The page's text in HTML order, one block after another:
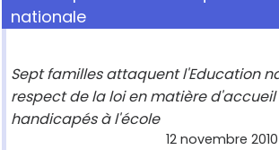
nationale
Sept familles attaquent l'Education
respect de la loi en matière
handicapés à l'école
12 novembre 2010